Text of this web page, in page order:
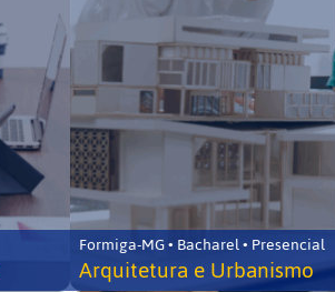
Formiga-MG • Bacharel • Presencial
Arquitetura e Urbanismo